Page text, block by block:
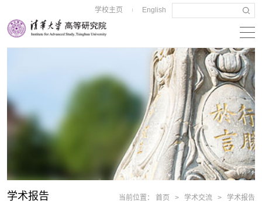
学校主页 | English
学术报告 当前位置： 首页 > 学术交流 > 学术报告